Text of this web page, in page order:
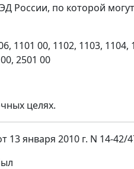
России, по которой
1101 00, 1102, 1103,
2501 00
целях.
января 2010 г. N 14-42/